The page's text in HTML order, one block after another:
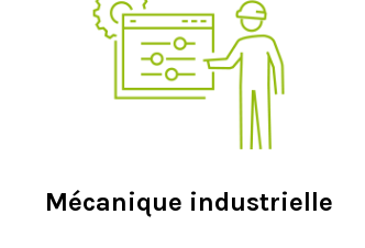
Mécanique industrielle